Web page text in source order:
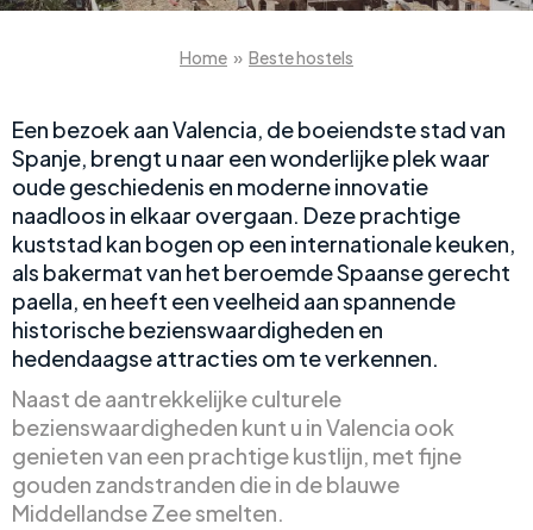
Home » Beste hostels
Een bezoek aan Valencia, de boeiendste stad van
Spanje, brengt u naar een wonderlijke plek waar
oude geschiedenis en moderne innovatie
naadloos in elkaar overgaan. Deze prachtige
kuststad kan bogen op een internationale keuken,
als bakermat van het beroemde Spaanse gerecht
paella, en heeft een veelheid aan spannende
historische bezienswaardigheden en
hedendaagse attracties om te verkennen.
Naast de aantrekkelijke culturele
bezienswaardigheden kunt u in Valencia ook
genieten van een prachtige kustlijn, met fijne
gouden zandstranden die in de blauwe
Middellandse Zee smelten.